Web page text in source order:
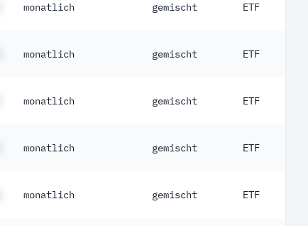
monatlich gemischt ETF
monatlich gemischt ETF
monatlich gemischt ETF
monatlich gemischt ETF
monatlich gemischt ETF